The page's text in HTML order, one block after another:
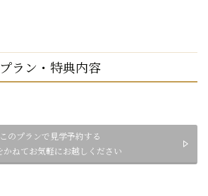
プラン・特典内容
このプランで見学予約する
かねてお気軽にお越しください